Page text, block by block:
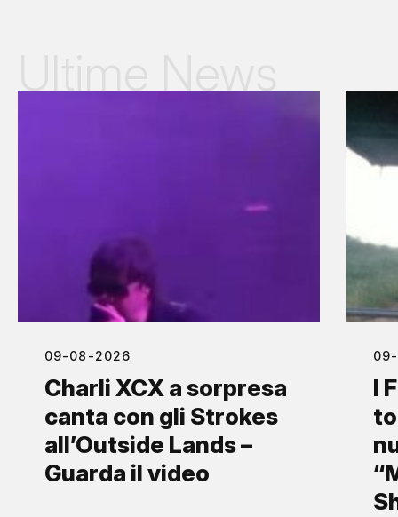
09-08-2026
Charli XCX a sorpresa
canta con gli Strokes
all’Outside Lands –
Guarda il video
I